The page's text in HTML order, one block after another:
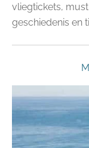
vliegtickets,
geschiedenis en